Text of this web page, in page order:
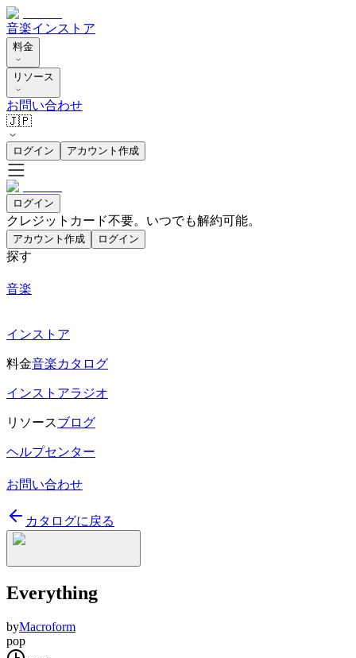
音楽インストア
料金
リソース
お問い合わせ
🇯🇵
ログイン アカウント作成
ログイン
クレジットカード不要。いつでも解約可能。
アカウント作成 ログイン
探す
音楽
インストア
料金音楽カタログ
インストアラジオ
リソースブログ
ヘルプセンター
お問い合わせ
カタログに戻る
Everything
byMacroform
pop